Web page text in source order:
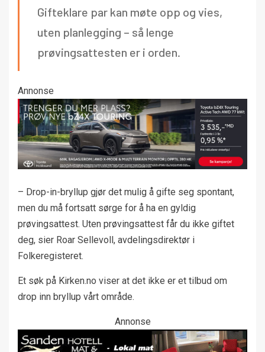
Gifteklare par kan møte opp og vies,
uten planlegging – så lenge
prøvingsattesten er i orden.
Annonse
– Drop-in-bryllup gjør det mulig å gifte seg spontant,
men du må fortsatt sørge for å ha en gyldig
prøvingsattest. Uten prøvingsattest får du ikke giftet
deg, sier Roar Sellevoll, avdelingsdirektør i
Folkeregisteret.
Et søk på Kirken.no viser at det ikke er et tilbud om
drop inn bryllup vårt område.
Annonse